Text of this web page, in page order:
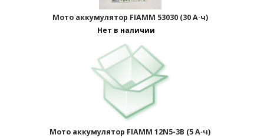
Мото аккумулятор FIAMM 53030 (30 А·ч)
Нет в наличии
Мото аккумулятор FIAMM 12N5-3B (5 А·ч)